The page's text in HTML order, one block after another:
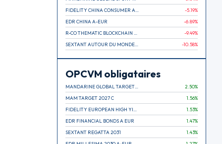
-5.19%
EDR CHINA A-EUR
-6.89%
-9.49%
-10.58%
OPCVM obligataires
2.50%
MAM TARGET 2027 C
1.56%
1.53%
EDR FINANCIAL BONDS A EUR
1.47%
SEXTANT REGATTA 2031
1.43%